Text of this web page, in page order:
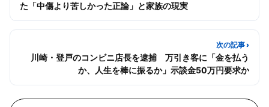
た「中傷より苦しかった正論」と家族の現実
次の記事 ›
川崎・登戸のコンビニ店長を逮捕 万引き客に「金を払う
か、人生を棒に振るか」示談金50万円要求か